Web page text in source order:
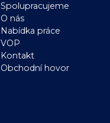
Spolupracujeme
O nás
Nabídka práce
VOP
Kontakt
Obchodní hovor